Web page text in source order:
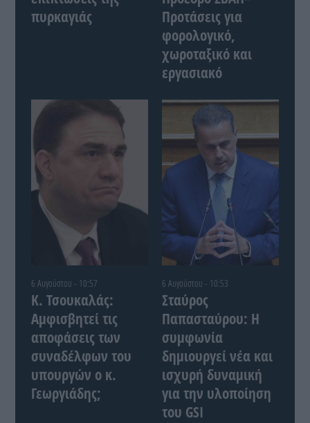
πυρκαγιάς
Προτάσεις για
φορολογικό,
χωροταξικό και
εργασιακό
6 Αυγούστου - 10:57
Κ. Τσουκαλάς:
Αμφισβητεί τις
αποφάσεις των
συναδέλφων του
υπουργών ο κ.
Γεωργιάδης;
6 Αυγούστου - 10:53
Σταύρος
Παπασταύρου: Η
συμφωνία
δημιουργεί νέα και
ισχυρή δυναμική
για την υλοποίηση
του GSI